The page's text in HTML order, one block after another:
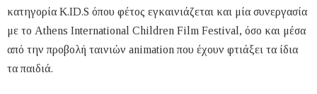
κατηγορία K.ID.S όπου φέτος εγκαινιάζεται και μία συνεργασία
με το Athens International Children Film Festival, όσο και μέσα
από την προβολή ταινιών animation που έχουν φτιάξει τα ίδια
τα παιδιά.